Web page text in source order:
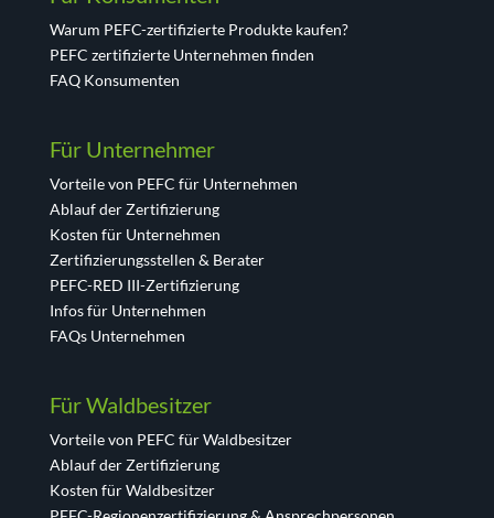
Warum PEFC-zertifizierte Produkte kaufen?
PEFC zertifizierte Unternehmen finden
FAQ Konsumenten
Für Unternehmer
Vorteile von PEFC für Unternehmen
Ablauf der Zertifizierung
Kosten für Unternehmen
Zertifizierungsstellen & Berater
PEFC-RED III-Zertifizierung
Infos für Unternehmen
FAQs Unternehmen
Für Waldbesitzer
Vorteile von PEFC für Waldbesitzer
Ablauf der Zertifizierung
Kosten für Waldbesitzer